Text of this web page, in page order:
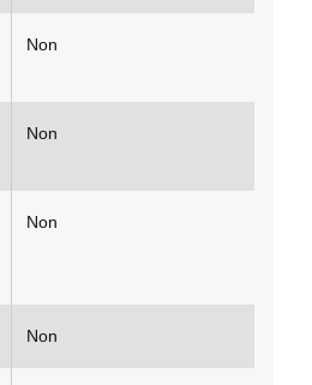
Non
Non
Non
Non